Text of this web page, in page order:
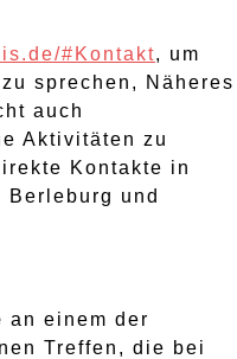
#Kontakt, um
sprechen, Näheres
auch
Aktivitäten zu
Kontakte in
Berleburg und
an einem der
Treffen, die bei